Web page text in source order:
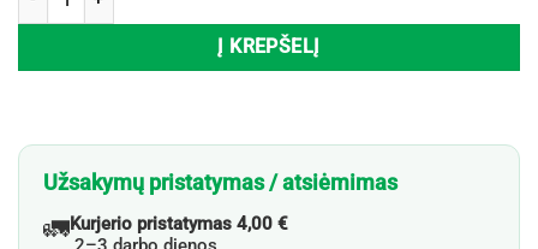
Į KREPŠELĮ
Užsakymų pristatymas / atsiėmimas
🚛Kurjerio pristatymas 4,00 €